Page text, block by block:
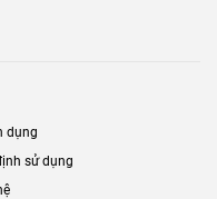
dụng
sử dụng